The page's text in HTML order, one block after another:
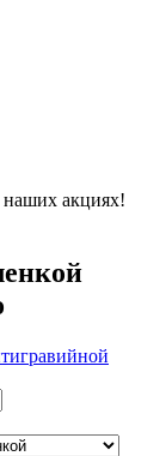
наших акциях!